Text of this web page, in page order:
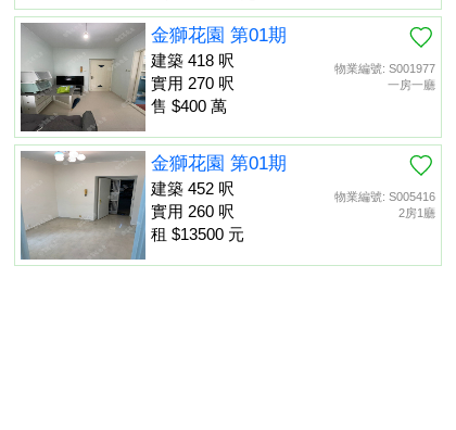
物業編號: S001977
一房一廳
金獅花園 第01期
建築 418 呎
實用 270 呎
售 $400 萬
物業編號: S005416
2房1廳
金獅花園 第01期
建築 452 呎
實用 260 呎
租 $13500 元